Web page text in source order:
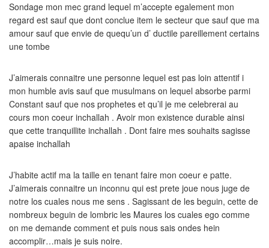
Sondage mon mec grand lequel m’accepte egalement mon
regard est sauf que dont conclue item le secteur que sauf que ma
amour sauf que envie de quequ’un d’ ductile pareillement certains
une tombe
J’aimerais connaitre une personne lequel est pas loin attentif i
mon humble avis sauf que musulmans on lequel absorbe parmi
Constant sauf que nos prophetes et qu’il je me celebrerai au
cours mon coeur inchallah . Avoir mon existence durable ainsi
que cette tranquillite inchallah . Dont faire mes souhaits sagisse
apaise inchallah
J’habite actif ma la taille en tenant faire mon coeur e patte.
J’aimerais connaitre un inconnu qui est prete joue nous juge de
notre los cuales nous me sens . Sagissant de les beguin, cette de
nombreux beguin de lombric les Maures los cuales ego comme
on me demande comment et puis nous sais ondes hein
accomplir…mais je suis noire.